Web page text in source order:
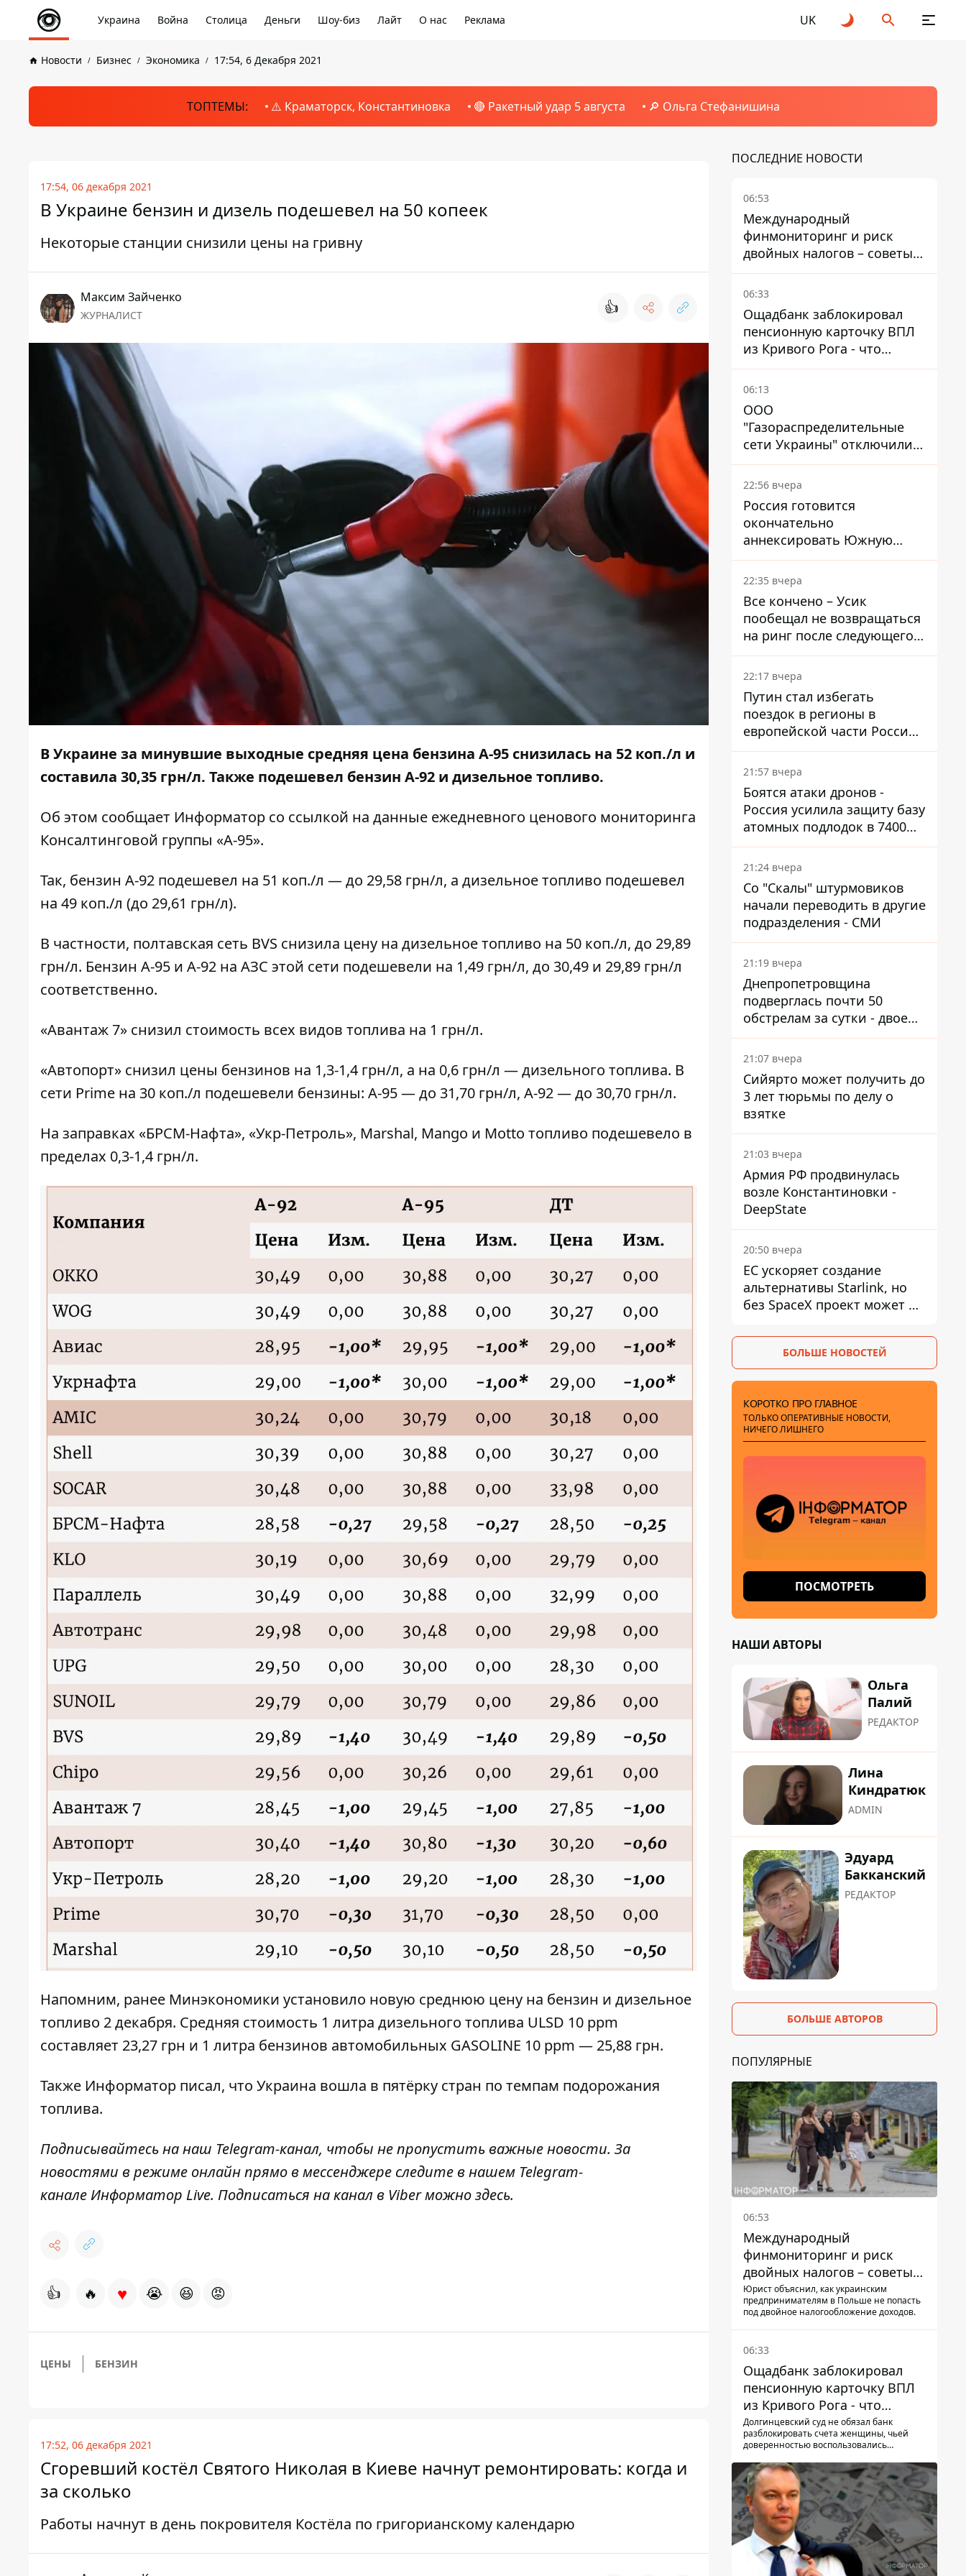
Украина Война Столица Деньги Шоу-биз Лайт О нас Реклама UK
Новости Бизнес Экономика 17:54, 6 Декабря 2021
ТОПТЕМЫ: ⚠️ Краматорск, Константиновка 🔴 Ракетный удар 5 августа 🔎 Ольга Стефанишина
17:54, 06 декабря 2021
В Украине бензин и дизель подешевел на 50 копеек
Некоторые станции снизили цены на гривну
Максим Зайченко
ЖУРНАЛИСТ 👍
В Украине за минувшие выходные средняя цена бензина А-95 снизилась на 52 коп./л и
составила 30,35 грн/л. Также подешевел бензин А-92 и дизельное топливо.
Об этом сообщает Информатор со ссылкой на данные ежедневного ценового мониторинга
Консалтинговой группы «А-95».
Так, бензин А-92 подешевел на 51 коп./л — до 29,58 грн/л, а дизельное топливо подешевел
на 49 коп./л (до 29,61 грн/л).
В частности, полтавская сеть BVS снизила цену на дизельное топливо на 50 коп./л, до 29,89
грн/л. Бензин А-95 и А-92 на АЗС этой сети подешевели на 1,49 грн/л, до 30,49 и 29,89 грн/л
соответственно.
«Авантаж 7» снизил стоимость всех видов топлива на 1 грн/л.
«Автопорт» снизил цены бензинов на 1,3-1,4 грн/л, а на 0,6 грн/л — дизельного топлива. В
сети Prime на 30 коп./л подешевели бензины: А-95 — до 31,70 грн/л, А-92 — до 30,70 грн/л.
На заправках «БРСМ-Нафта», «Укр-Петроль», Marshal, Mango и Motto топливо подешевело в
пределах 0,3-1,4 грн/л.
Напомним, ранее Минэкономики установило новую среднюю цену на бензин и дизельное
топливо 2 декабря. Средняя стоимость 1 литра дизельного топлива ULSD 10 ppm
составляет 23,27 грн и 1 литра бензинов автомобильных GASOLINE 10 ppm — 25,88 грн.
Также Информатор писал, что Украина вошла в пятёрку стран по темпам подорожания
топлива.
Подписывайтесь на наш Telegram-канал, чтобы не пропустить важные новости. За
новостями в режиме онлайн прямо в мессенджере следите в нашем Telegram-
канале Информатор Live. Подписаться на канал в Viber можноздесь.
👍 🔥 ♥ 😭 😆 😡
ЦЕНЫ БЕНЗИН
17:52, 06 декабря 2021
Сгоревший костёл Святого Николая в Киеве начнут ремонтировать: когда и
за сколько
Работы начнут в день покровителя Костёла по григорианскому календарю
ПОСЛЕДНИЕ НОВОСТИ
06:53
Международный
финмониторинг и риск
двойных налогов – советы
украинцам в Польше
06:33
Ощадбанк заблокировал
пенсионную карточку ВПЛ
из Кривого Рога - что
решил суд
06:13
ООО
"Газораспределительные
сети Украины" отключили
львовянке газ - что решил
суд
22:56 вчера
Россия готовится
окончательно
аннексировать Южную
Осетию – страны НАТО
обеспокоены
22:35 вчера
Все кончено – Усик
пообещал не возвращаться
на ринг после следующего
боя
22:17 вчера
Путин стал избегать
поездок в регионы в
европейской части России,
куда регулярно долетают
дроны
21:57 вчера
Боятся атаки дронов -
Россия усилила защиту базу
атомных подлодок в 7400
км от Украины
21:24 вчера
Со "Скалы" штурмовиков
начали переводить в другие
подразделения - СМИ
21:19 вчера
Днепропетровщина
подверглась почти 50
обстрелам за сутки - двое
погибших, шесть
пострадавших
21:07 вчера
Сийярто может получить до
3 лет тюрьмы по делу о
взятке
21:03 вчера
Армия РФ продвинулась
возле Константиновки -
DeepState
20:50 вчера
ЕС ускоряет создание
альтернативы Starlink, но
без SpaceX проект может не
БОЛЬШЕ НОВОСТЕЙ
КОРОТКО ПРО ГЛАВНОЕ
ТОЛЬКО ОПЕРАТИВНЫЕ НОВОСТИ,
НИЧЕГО ЛИШНЕГО
ПОСМОТРЕТЬ
НАШИ АВТОРЫ
Ольга
Палий
РЕДАКТОР
Лина
Киндратюк
ADMIN
Эдуард
Бакканский
РЕДАКТОР
БОЛЬШЕ АВТОРОВ
ПОПУЛЯРНЫЕ
06:53
Международный
финмониторинг и риск
двойных налогов – советы
украинцам в Польше
Юрист объяснил, как украинским
предпринимателям в Польше не попасть
под двойное налогообложение доходов.
06:33
Ощадбанк заблокировал
пенсионную карточку ВПЛ
из Кривого Рога - что
решил суд
Долгинцевский суд не обязал банк
разблокировать счета женщины, чьей
доверенностью воспользовались